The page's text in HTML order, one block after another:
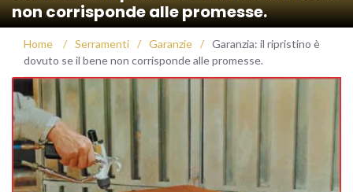
non corrisponde alle promesse.
Home / Serramenti / Garanzie / Garanzia: il ripristino è
dovuto se il bene non corrisponde alle promesse.